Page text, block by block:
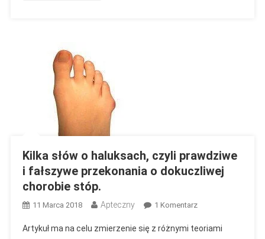
Kilka słów o haluksach, czyli prawdziwe
i fałszywe przekonania o dokuczliwej
chorobie stóp.
11 Marca 2018 Apteczny 1 KomentarzDo
Słów
Artykuł ma na celu zmierzenie się z różnymi teoriami